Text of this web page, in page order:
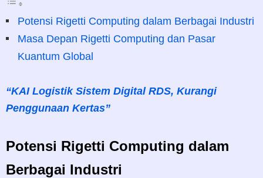
Potensi Rigetti Computing dalam Berbagai Industri
Masa Depan Rigetti Computing dan Pasar
Kuantum Global
“KAI Logistik Sistem Digital RDS, Kurangi
Penggunaan Kertas”
Potensi Rigetti Computing dalam
Berbagai Industri